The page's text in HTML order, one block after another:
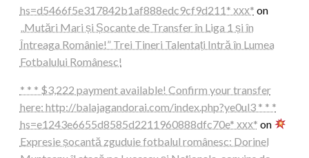
hs=d5466f5e317842b1af888edc9cf9d211* ххх* on
„Mutări Mari și Șocante de Transfer în Liga 1 și în
Întreaga Românie!” Trei Tineri Talentați Intră în Lumea
Fotbalului Românesc!
* * * $3,222 payment available! Confirm your transfer
here: http://balajagandorai.com/index.php?ye0ul3 * * *
hs=e1243e6655d8585d2211960888dfc70e* ххх* on
Expresie șocantă zguduie fotbalul românesc: Dorinel